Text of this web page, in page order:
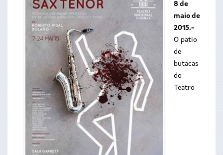
Obra 'Sax tenor'
8 de
maio de
2015.-
O patio
de
butacas
do
Teatro